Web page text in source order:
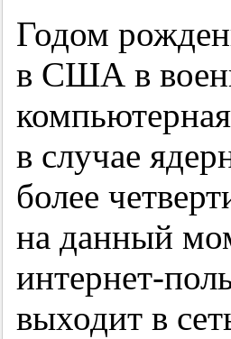
Годом
в США в
в случае
более
на данный
интернет-
выходит в